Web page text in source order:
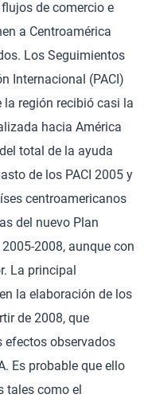
de comercio e
a Centroamérica
Los Seguimientos
Internacional (PACI)
región recibió casi la
hacia América
total de la ayuda
de los PACI 2005 y
centroamericanos
del nuevo Plan
2008, aunque con
La principal
la elaboración de los
de 2008, que
efectos observados
Es probable que ello
tales como el